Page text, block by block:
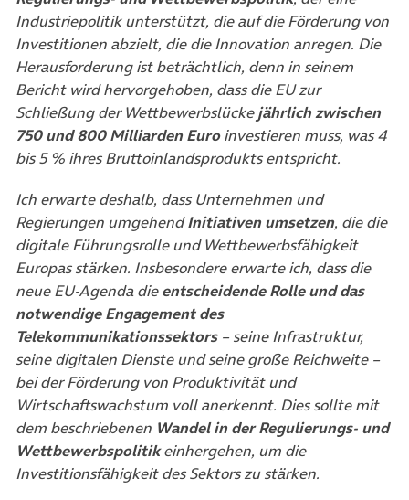
Industriepolitik unterstützt, die auf die Förderung von
Investitionen abzielt, die die Innovation anregen. Die
Herausforderung ist beträchtlich, denn in seinem
Bericht wird hervorgehoben, dass die EU zur
Schließung der Wettbewerbslückejährlich zwischen
750 und 800 Milliarden Euroinvestieren muss, was 4
bis 5 % ihres Bruttoinlandsprodukts entspricht.
Ich erwarte deshalb, dass Unternehmen und
Regierungen umgehendInitiativen umsetzen, die die
digitale Führungsrolle und Wettbewerbsfähigkeit
Europas stärken. Insbesondere erwarte ich, dass die
neue EU-Agenda dieentscheidende Rolle und das
notwendige Engagement des
Telekommunikationssektors– seine Infrastruktur,
seine digitalen Dienste und seine große Reichweite –
bei der Förderung von Produktivität und
Wirtschaftswachstum voll anerkennt. Dies sollte mit
dem beschriebenen Wandel in der Regulierungs- und
Wettbewerbspolitikeinhergehen, um die
Investitionsfähigkeit des Sektors zu stärken.